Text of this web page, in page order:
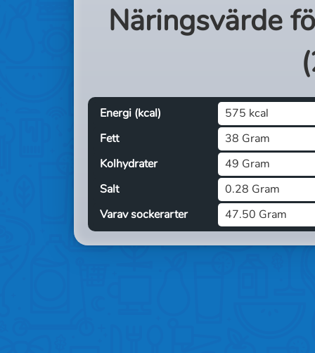
Näringsvärde
(
Energi (kcal)
575 kcal
Fett
38 Gram
Kolhydrater
49 Gram
Salt
0.28 Gram
Varav sockerarter
47.50 Gram